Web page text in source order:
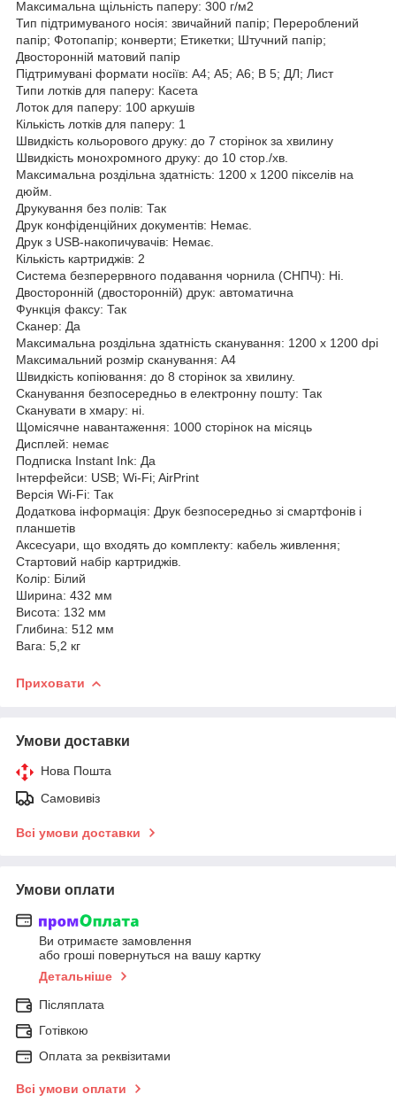
Максимальна щільність паперу: 300 г/м2
Тип підтримуваного носія: звичайний папір; Перероблений
папір; Фотопапір; конверти; Етикетки; Штучний папір;
Двосторонній матовий папір
Підтримувані формати носіїв: A4; А5; А6; В 5; ДЛ; Лист
Типи лотків для паперу: Касета
Лоток для паперу: 100 аркушів
Кількість лотків для паперу: 1
Швидкість кольорового друку: до 7 сторінок за хвилину
Швидкість монохромного друку: до 10 стор./хв.
Максимальна роздільна здатність: 1200 x 1200 пікселів на
дюйм.
Друкування без полів: Так
Друк конфіденційних документів: Немає.
Друк з USB-накопичувачів: Немає.
Кількість картриджів: 2
Система безперервного подавання чорнила (СНПЧ): Ні.
Двосторонній (двосторонній) друк: автоматична
Функція факсу: Так
Сканер: Да
Максимальна роздільна здатність сканування: 1200 x 1200 dpi
Максимальний розмір сканування: A4
Швидкість копіювання: до 8 сторінок за хвилину.
Сканування безпосередньо в електронну пошту: Так
Сканувати в хмару: ні.
Щомісячне навантаження: 1000 сторінок на місяць
Дисплей: немає
Подписка Instant Ink: Да
Інтерфейси: USB; Wi-Fi; AirPrint
Версія Wi-Fi: Так
Додаткова інформація: Друк безпосередньо зі смартфонів і
планшетів
Аксесуари, що входять до комплекту: кабель живлення;
Стартовий набір картриджів.
Колір: Білий
Ширина: 432 мм
Висота: 132 мм
Глибина: 512 мм
Вага: 5,2 кг
Приховати
Умови доставки
Нова Пошта
Самовивіз
Всі умови доставки
Умови оплати
Ви отримаєте замовлення
або гроші повернуться на вашу картку
Детальніше
Післяплата
Готівкою
Оплата за реквізитами
Всі умови оплати